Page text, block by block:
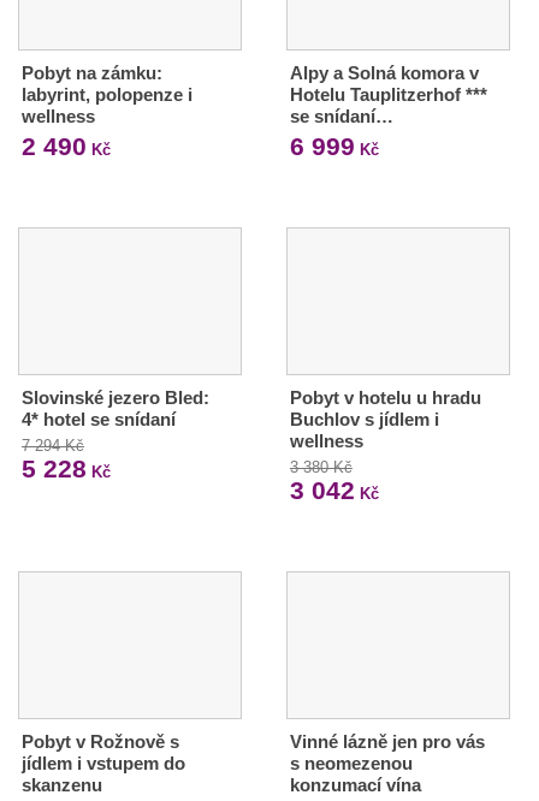
Pobyt na zámku:
labyrint, polopenze i
wellness
2 490 Kč
Alpy a Solná komora v
Hotelu Tauplitzerhof ***
se snídaní…
6 999 Kč
Slovinské jezero Bled:
4* hotel se snídaní
7 294 Kč
5 228 Kč
Pobyt v hotelu u hradu
Buchlov s jídlem i
wellness
3 380 Kč
3 042 Kč
Pobyt v Rožnově s
jídlem i vstupem do
skanzenu
Vinné lázně jen pro vás
s neomezenou
konzumací vína